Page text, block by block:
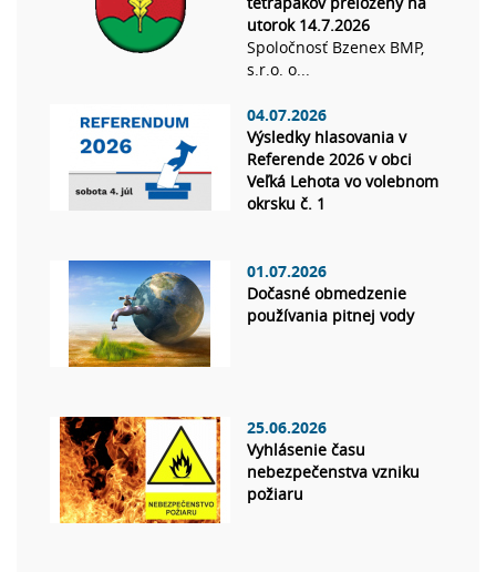
utorok 14.7.2026
Spoločnosť Bzenex BMP,
s.r.o. o...
04.07.2026
Výsledky hlasovania v
Referende 2026 v obci
Veľká Lehota vo volebnom
okrsku č. 1
01.07.2026
Dočasné obmedzenie
používania pitnej vody
25.06.2026
Vyhlásenie času
nebezpečenstva vzniku
požiaru